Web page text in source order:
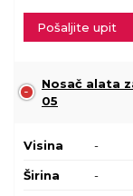
Pošaljite upit
Nosač alata
05
Visina -
Širina -